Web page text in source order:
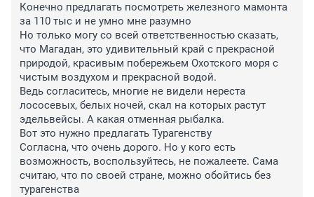
Конечно предлагать посмотреть железного мамонта
за 110 тыс и не умно мне разумно
Но только могу со всей ответственностью сказать,
что Магадан, это удивительный край с прекрасной
природой, красивым побережьем Охотского моря с
чистым воздухом и прекрасной водой.
Ведь согласитесь, многие не видели нереста
лососевых, белых ночей, скал на которых растут
эдельвейсы. А какая отменная рыбалка.
Вот это нужно предлагать Турагенству
Согласна, что очень дорого. Но у кого есть
возможность, воспользуйтесь, не пожалеете. Сама
считаю, что по своей стране, можно обойтись без
турагенства